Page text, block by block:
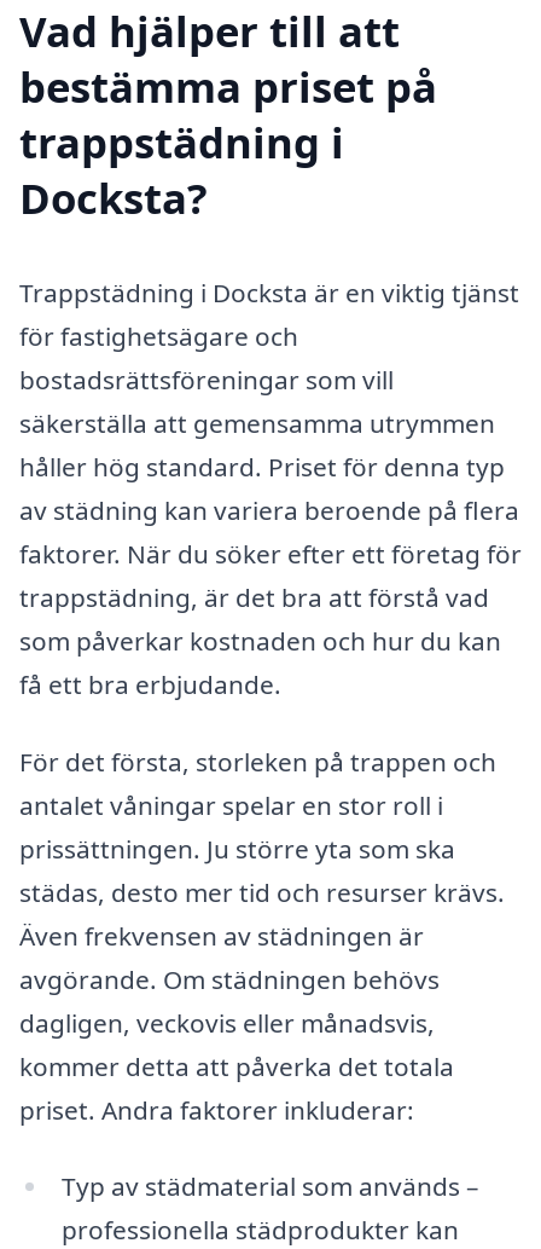
Vad hjälper till att
bestämma priset på
trappstädning i
Docksta?
Trappstädning i Docksta är en viktig tjänst
för fastighetsägare och
bostadsrättsföreningar som vill
säkerställa att gemensamma utrymmen
håller hög standard. Priset för denna typ
av städning kan variera beroende på flera
faktorer. När du söker efter ett företag för
trappstädning, är det bra att förstå vad
som påverkar kostnaden och hur du kan
få ett bra erbjudande.
För det första, storleken på trappen och
antalet våningar spelar en stor roll i
prissättningen. Ju större yta som ska
städas, desto mer tid och resurser krävs.
Även frekvensen av städningen är
avgörande. Om städningen behövs
dagligen, veckovis eller månadsvis,
kommer detta att påverka det totala
priset. Andra faktorer inkluderar:
Typ av städmaterial som används –
professionella städprodukter kan